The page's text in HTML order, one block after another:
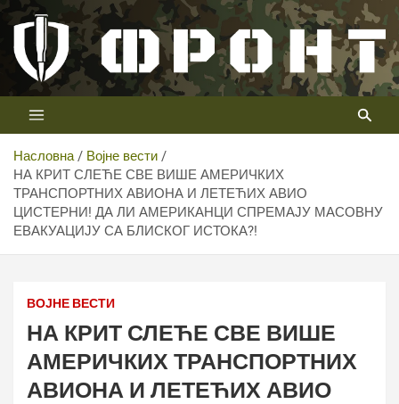
Скип
цонтент
Телевизија ФРОНТ
Први војни канал у Србији
Насловна
Војне вести
НА КРИТ СЛЕЋЕ СВЕ ВИШЕ АМЕРИЧКИХ
ТРАНСПОРТНИХ АВИОНА И ЛЕТЕЋИХ АВИО
ЦИСТЕРНИ! ДА ЛИ АМЕРИКАНЦИ СПРЕМАЈУ МАСОВНУ
ЕВАКУАЦИЈУ СА БЛИСКОГ ИСТОКА?!
ВОЈНЕ ВЕСТИ
НА КРИТ СЛЕЋЕ СВЕ ВИШЕ
АМЕРИЧКИХ ТРАНСПОРТНИХ
АВИОНА И ЛЕТЕЋИХ АВИО